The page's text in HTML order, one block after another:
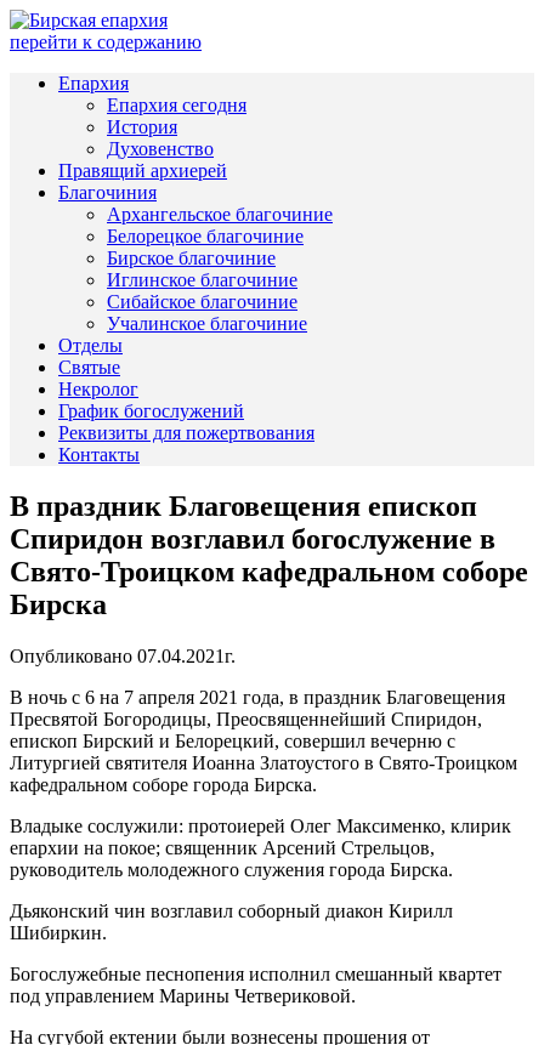
перейти к содержанию
Епархия
Епархия сегодня
История
Духовенство
Правящий архиерей
Благочиния
Архангельское благочиние
Белорецкое благочиние
Бирское благочиние
Иглинское благочиние
Сибайское благочиние
Учалинское благочиние
Отделы
Святые
Некролог
График богослужений
Реквизиты для пожертвования
Контакты
В праздник Благовещения епископ
Спиридон возглавил богослужение в
Свято-Троицком кафедральном соборе
Бирска
Опубликовано 07.04.2021г.
В ночь с 6 на 7 апреля 2021 года, в праздник Благовещения
Пресвятой Богородицы, Преосвященнейший Спиридон,
епископ Бирский и Белорецкий, совершил вечерню с
Литургией святителя Иоанна Златоустого в Свято-Троицком
кафедральном соборе города Бирска.
Владыке сослужили: протоиерей Олег Максименко, клирик
епархии на покое; священник Арсений Стрельцов,
руководитель молодежного служения города Бирска.
Дьяконский чин возглавил соборный диакон Кирилл
Шибиркин.
Богослужебные песнопения исполнил смешанный квартет
под управлением Марины Четвериковой.
На сугубой ектении были вознесены прошения от